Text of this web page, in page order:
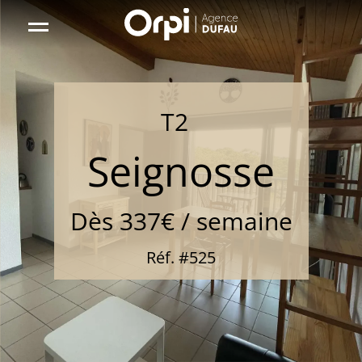
Aller
sur
la
page
d'accueil
T2 0
étoile(s)
Seignosse
Dès 337€ / semaine
Réf. #525